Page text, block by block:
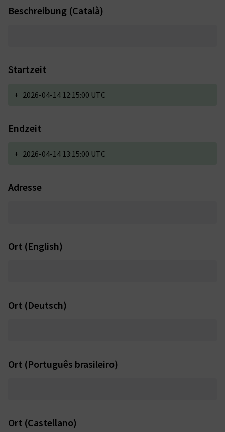
Beschreibung (Català)
Startzeit
+ 2026-04-14 12:15:00 UTC
Endzeit
+ 2026-04-14 13:15:00 UTC
Adresse
Ort (English)
Ort (Deutsch)
Ort (Português brasileiro)
Ort (Castellano)